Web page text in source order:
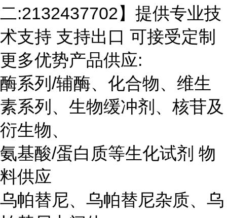
二:2132437702】提供专业技
术支持 支持出口 可接受定制
更多优势产品供应:
酶系列/辅酶、化合物、维生
素系列、生物缓冲剂、核苷及
衍生物、
氨基酸/蛋白质等生化试剂 物
料供应
乌帕替尼、乌帕替尼杂质、乌